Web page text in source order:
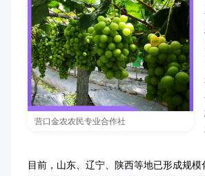
营口金农农民专业合作社
目前，山东、辽宁、陕西等地已形成规